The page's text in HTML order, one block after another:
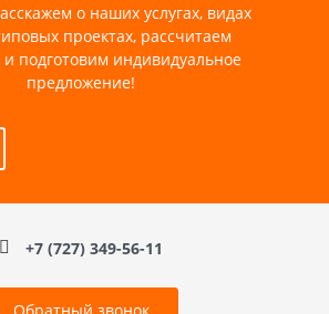
о наших услугах, видах
проектах, рассчитаем
и подготовим индивидуальное
предложение!
+7 (727) 349-56-11